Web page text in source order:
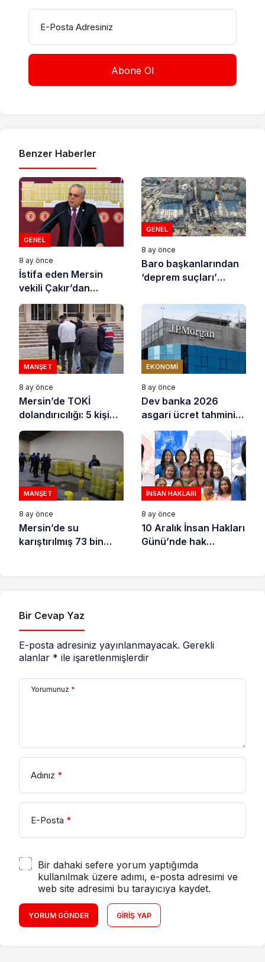
E-Posta Adresiniz
Benzer Haberler
GENEL
8 ay önce
İstifa eden Mersin
vekili Çakır’dan
açıklama: “Yörük
çocuğu, suçlanan
adamların önüne gelip
ifade vermez”
GENEL
8 ay önce
Baro başkanlarından
‘deprem suçları’
MANŞET
8 ay önce
Mersin’de TOKİ
dolandırıcılığı: 5 kişi
tutuklandı
EKONOMI
8 ay önce
Dev banka 2026
asgari ücret tahminini
açıkladı
MANŞET
8 ay önce
Mersin’de su
karıştırılmış 73 bin
İNSAN HAKLARI
8 ay önce
10 Aralık İnsan Hakları
Günü’nde hak
Bir Cevap Yaz
E-posta adresiniz yayınlanmayacak. Gerekli
alanlar * ile işaretlenmişlerdir
Yorumunuz *
Adınız *
E-Posta *
Bir dahaki sefere yorum yaptığımda
kullanılmak üzere adımı, e-posta adresimi ve
web site adresimi bu tarayıcıya kaydet.
YORUM GÖNDER GIRIŞ YAP